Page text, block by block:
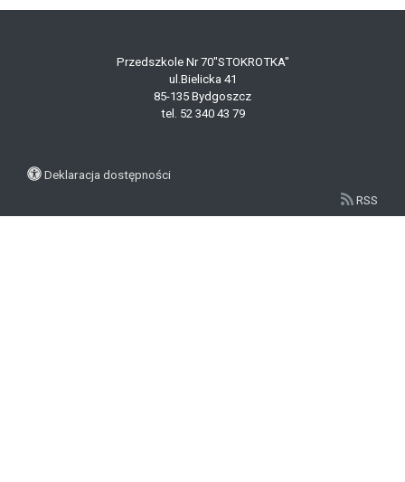
Przedszkole Nr 70"STOKROTKA"
ul.Bielicka 41
85-135 Bydgoszcz
tel. 52 340 43 79
Deklaracja dostępności
RSS